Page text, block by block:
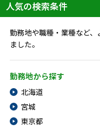
人気の検索条件
勤務地や職種・業種など
ました。
勤務地から探す
北海道
宮城
東京都